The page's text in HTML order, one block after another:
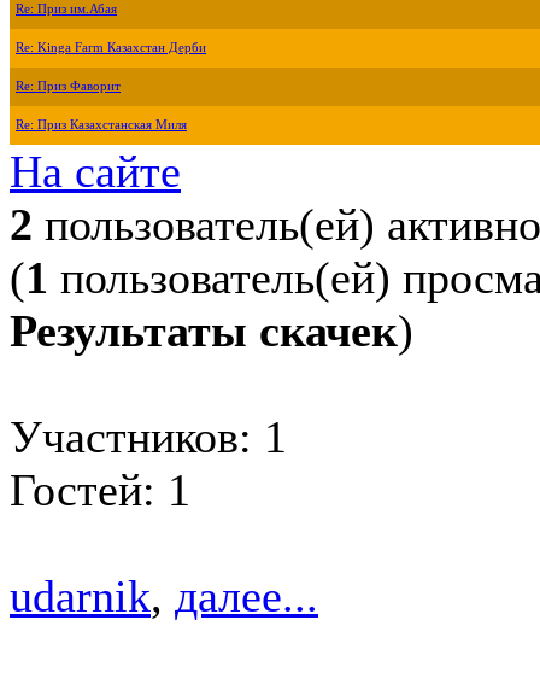
Re: Приз им.Абая
Re: Kinga Farm Казахстан Дерби
Re: Приз Фаворит
Re: Приз Казахстанская Миля
На сайте
2 пользователь(ей) активно
(1 пользователь(ей)
Результаты скачек)
Участников: 1
Гостей: 1
udarnik, далее...